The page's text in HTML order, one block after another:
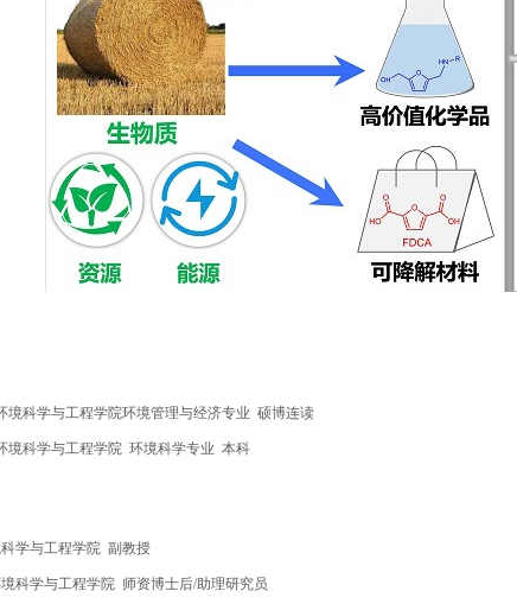
境科学与工程学院环境管理与经济专业 硕博连读
境科学与工程学院 环境科学专业 本科
学与工程学院 副教授
科学与工程学院 师资博士后/助理研究员